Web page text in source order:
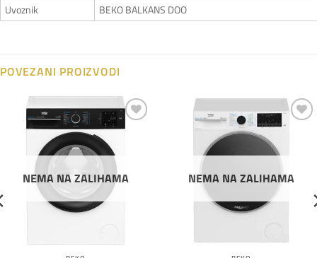
Uvoznik
BEKO BALKANS DOO
POVEZANI PROIZVODI
Dodaj
NEMA NA ZALIHAMA NEMA NA ZALIHAMA